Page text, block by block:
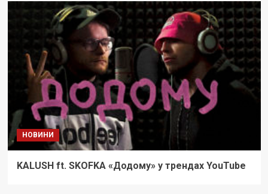
НОВИНИ
KALUSH ft. SKOFKA «Додому» у трендах YouTube